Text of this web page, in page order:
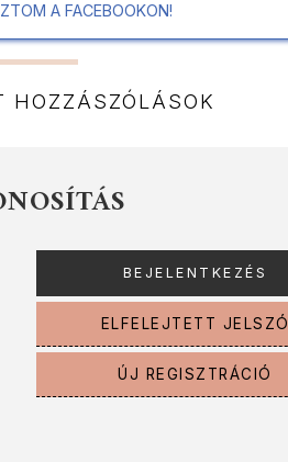
A FACEBOOKON!
HOZZÁSZÓLÁSOK
ELFELEJTETT JELSZÓ
ÚJ REGISZTRÁCIÓ